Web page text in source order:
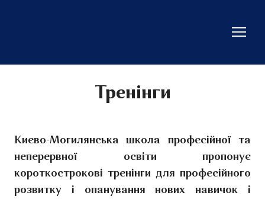
Тренінги
Києво-Могилянська школа професійної та
неперервної освіти пропонує
короткострокові тренінги для професійного
розвитку і опанування нових навичок і